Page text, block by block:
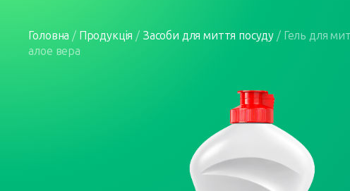
Головна / Продукція / Засоби для миття посуду / Гель для
алое вера